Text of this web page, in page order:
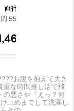
お腹を抱えて大き
重な時間推し活で飛
の悪さや『えっ？何
止めまでして洗濯し